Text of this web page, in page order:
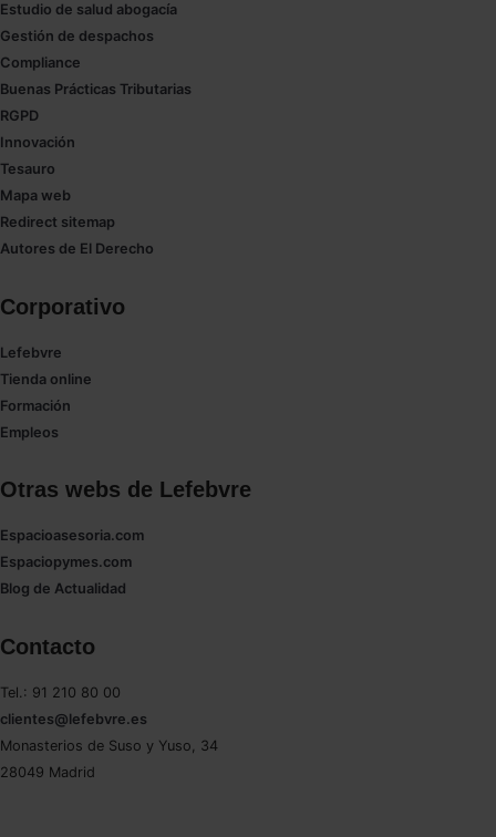
Estudio de salud abogacía
Gestión de despachos
Compliance
Buenas Prácticas Tributarias
RGPD
Innovación
Tesauro
Mapa web
Redirect sitemap
Autores de El Derecho
Corporativo
Lefebvre
Tienda online
Formación
Empleos
Otras webs de Lefebvre
Espacioasesoria.com
Espaciopymes.com
Blog de Actualidad
Contacto
Tel.: 91 210 80 00
clientes@lefebvre.es
Monasterios de Suso y Yuso, 34
28049 Madrid